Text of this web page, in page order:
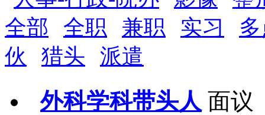
晋升与政策
8小时工作制 周末双休
关怀与福利
全部
全职 兼职 实习
伙
猎头 派遣
外科学科带头人 面议